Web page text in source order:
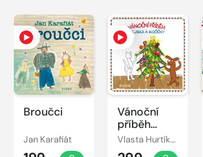
Broučci
Jan Karafiát
Vánoční
příběh
pejska a
kočičky
Vlasta Hurtíková